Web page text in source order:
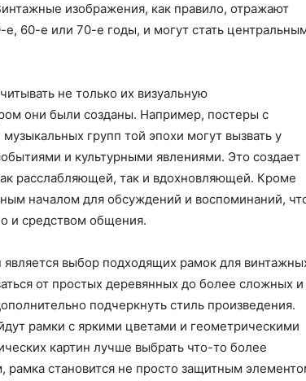
изображения, как правило, отражают
60-е или 70-е годы, и могут стать
не только их визуальную
они были созданы. Например, постеры с
групп той эпохи могут вызвать у
и культурными явлениями. Это создает
расслабляющей, так и вдохновляющей. Кроме
началом для обсуждений и воспоминаний,
и средством общения.
выбор подходящих рамок для
от простых деревянных до более сложных и
подчеркнуть стиль произведения.
рамки с яркими цветами и геометрическими
картин лучше выбрать что-то более
рамка становится не просто защитным